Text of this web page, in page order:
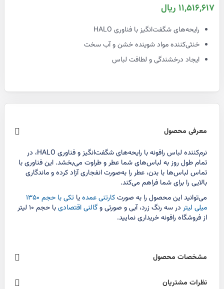
11,516,617 ریال
رایحه‌های شگفت‌انگیز با فناوری HALO
خنثی‌کننده مواد شوینده خشن و آب سخت
ایجاد درخشندگی و لطافت لباس
معرفی محصول
نرم‌کننده لباس رافونه با رایحه‌های شگفت‌انگیز و فناوری HALO، در
تمام طول روز به لباس‌های شما عطر و طراوت می‌بخشد. این فناوری با
تماس لباس‌ها با بدن، عطر را به‌صورت انفجاری آزاد کرده و ماندگاری
بالایی را برای شما فراهم می‌کند.
می‌توانید این محصول را به صورتکارتنی عمدهیا
تکی با حجم ۱۳۵۰
میلی لیتر در سه رنگ زرد، آبی و صورتی وگالنی اقتصادی
با حجم ۱۰ لیتر
از فروشگاه رافونه خریداری نمایید.
مشخصات محصول
نظرات مشتریان